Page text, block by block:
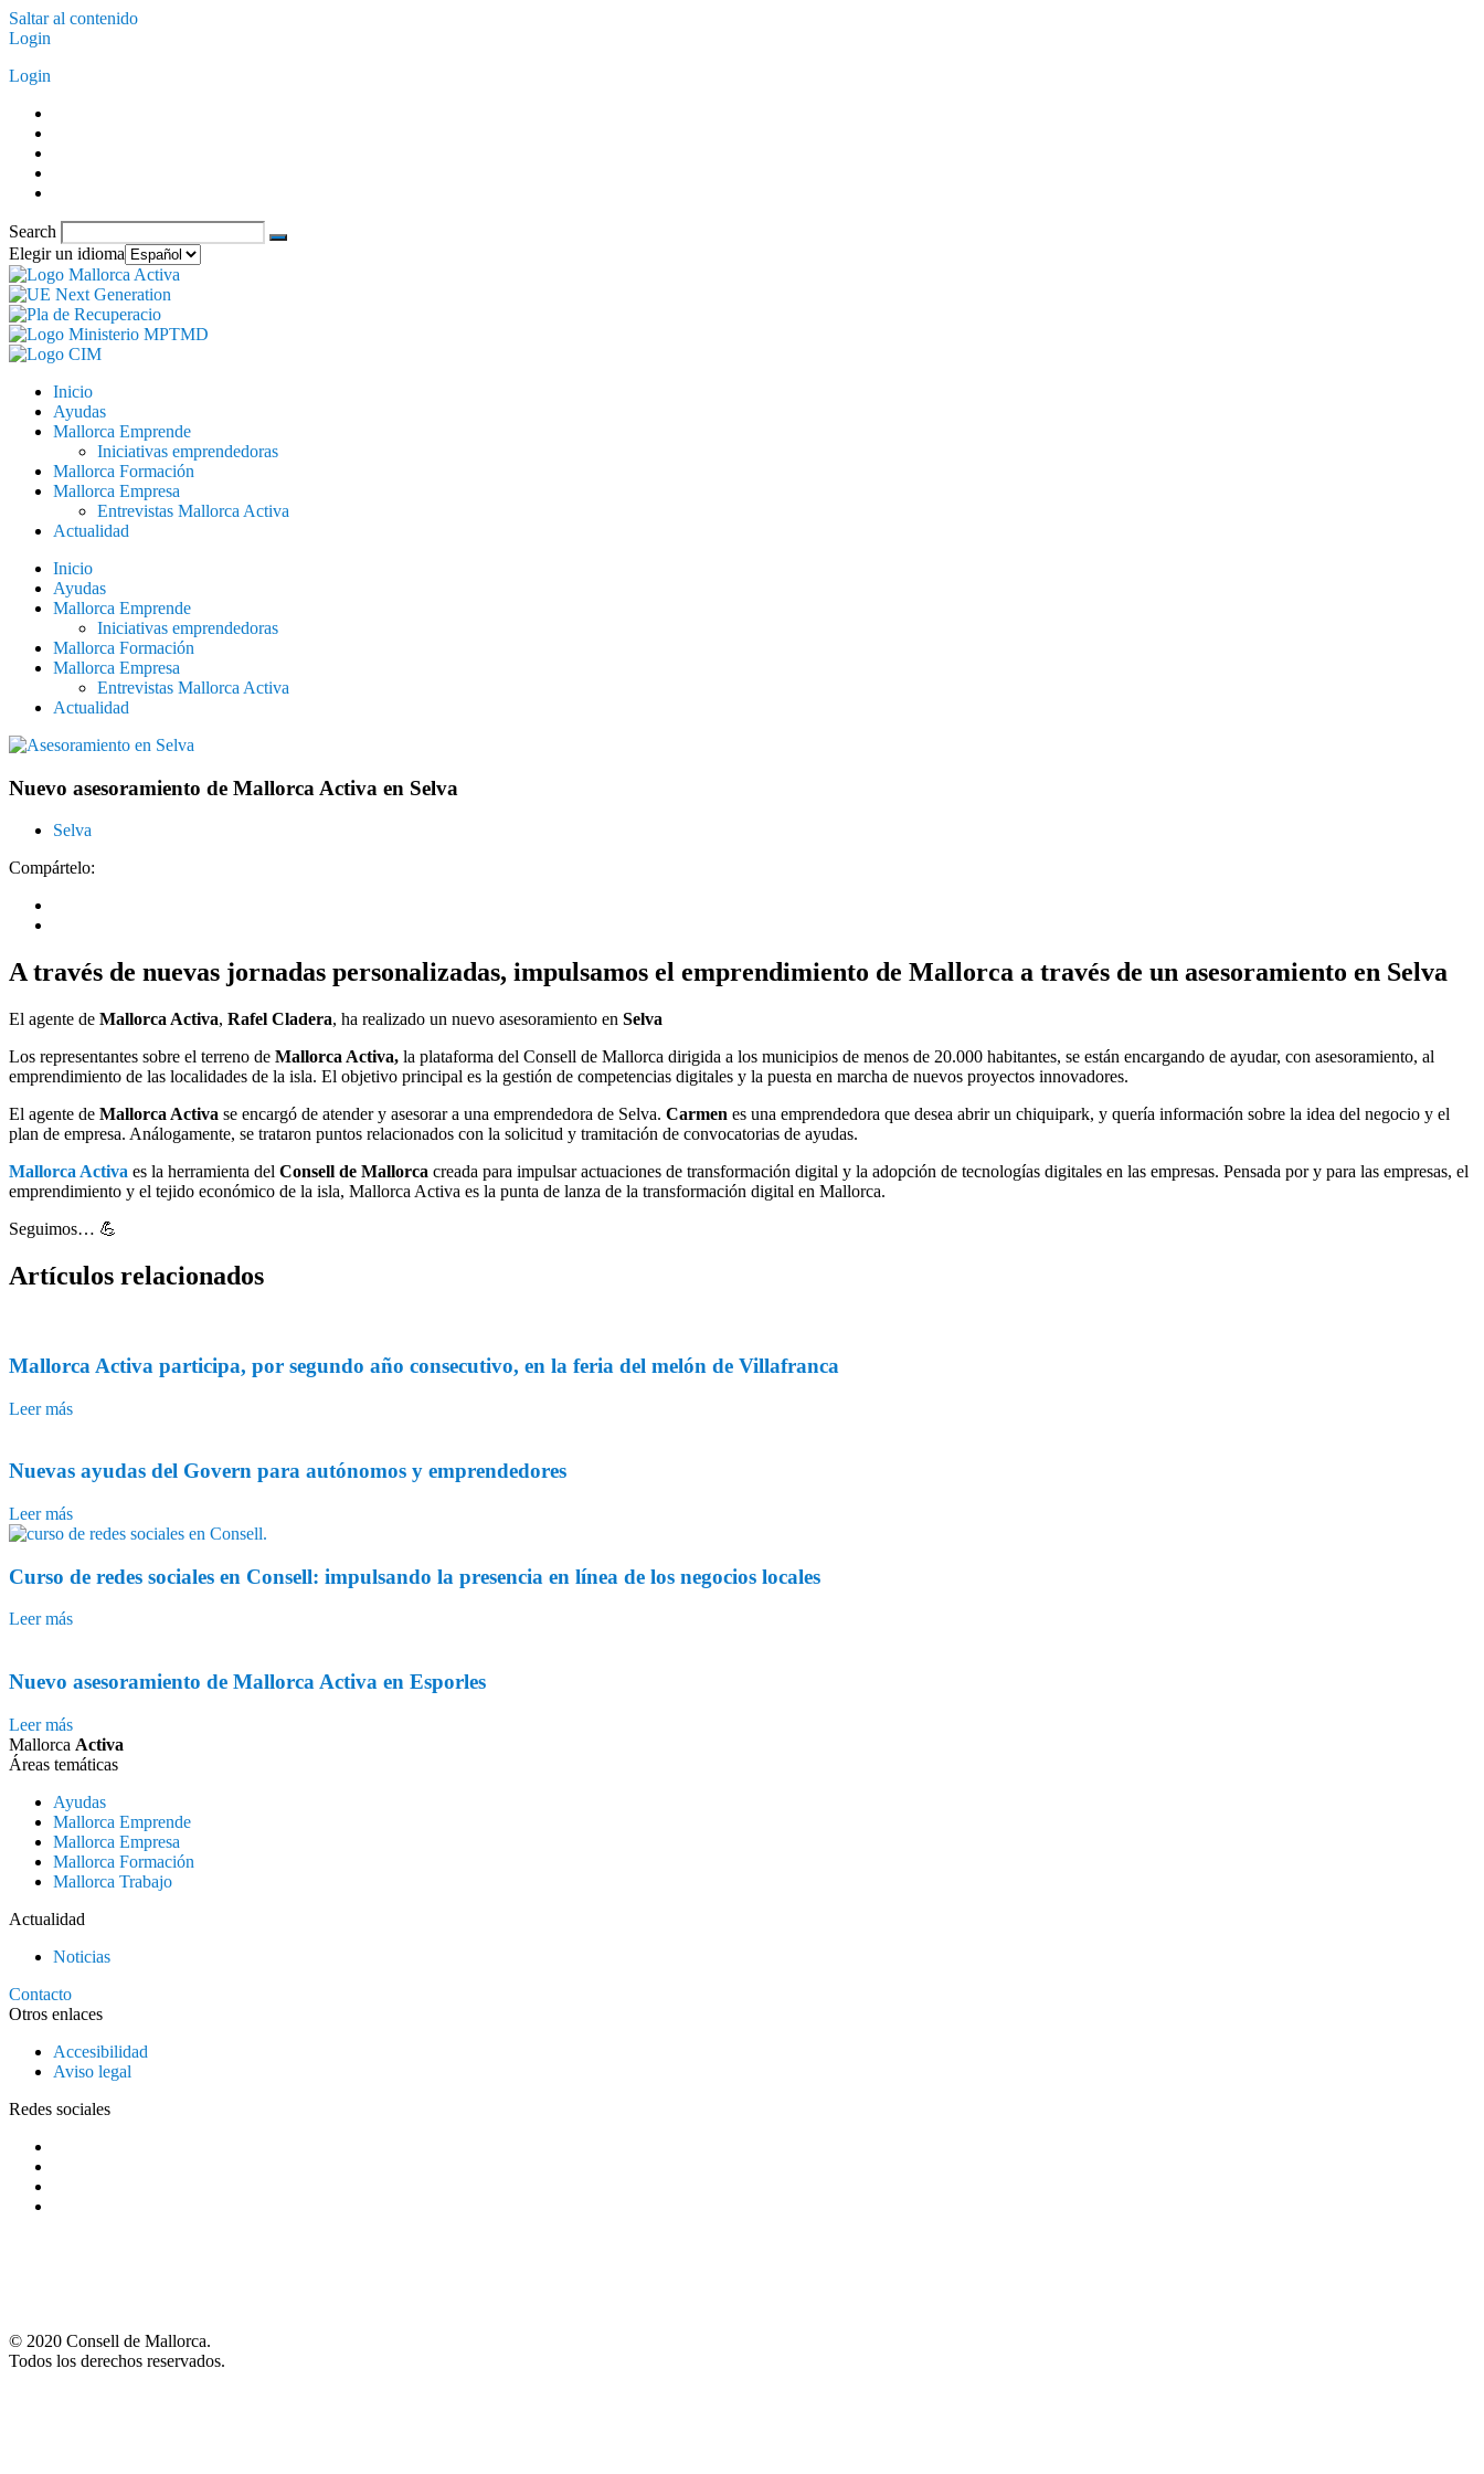
Saltar al contenido
Login
Login
Search
Elegir un idioma
Inicio
Ayudas
Mallorca Emprende
Iniciativas emprendedoras
Mallorca Formación
Mallorca Empresa
Entrevistas Mallorca Activa
Actualidad
Inicio
Ayudas
Mallorca Emprende
Iniciativas emprendedoras
Mallorca Formación
Mallorca Empresa
Entrevistas Mallorca Activa
Actualidad
Nuevo asesoramiento de Mallorca Activa en Selva
Selva
Compártelo:
A través de nuevas jornadas personalizadas, impulsamos el emprendimiento de Mallorca a través de un asesoramiento en Selva
El agente de Mallorca Activa, Rafel Cladera, ha realizado un nuevo asesoramiento en Selva
Los representantes sobre el terreno de Mallorca Activa, la plataforma del Consell de Mallorca dirigida a los municipios de menos de 20.000 habitantes, se están encargando de ayudar, con asesoramiento, al
emprendimiento de las localidades de la isla. El objetivo principal es la gestión de competencias digitales y la puesta en marcha de nuevos proyectos innovadores.
El agente de Mallorca Activa se encargó de atender y asesorar a una emprendedora de Selva. Carmen es una emprendedora que desea abrir un chiquipark, y quería información sobre la idea del negocio y el
plan de empresa. Análogamente, se trataron puntos relacionados con la solicitud y tramitación de convocatorias de ayudas.
Mallorca Activa es la herramienta del Consell de Mallorca creada para impulsar actuaciones de transformación digital y la adopción de tecnologías digitales en las empresas. Pensada por y para las empresas, el
emprendimiento y el tejido económico de la isla, Mallorca Activa es la punta de lanza de la transformación digital en Mallorca.
Seguimos… 💪
Artículos relacionados
Mallorca Activa participa, por segundo año consecutivo, en la feria del melón de Villafranca
Leer más
Nuevas ayudas del Govern para autónomos y emprendedores
Leer más
Curso de redes sociales en Consell: impulsando la presencia en línea de los negocios locales
Leer más
Nuevo asesoramiento de Mallorca Activa en Esporles
Leer más
Mallorca Activa
Áreas temáticas
Ayudas
Mallorca Emprende
Mallorca Empresa
Mallorca Formación
Mallorca Trabajo
Actualidad
Noticias
Contacto
Otros enlaces
Accesibilidad
Aviso legal
Redes sociales
© 2020 Consell de Mallorca.
Todos los derechos reservados.